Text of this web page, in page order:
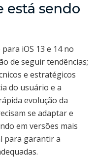
está sendo
iOS 13 e 14 no
de seguir tendências;
e estratégicos
do usuário e a
evolução da
se adaptar e
em versões mais
para garantir a